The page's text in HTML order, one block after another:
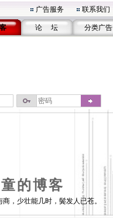
广告服务 联系我们
论 坛 分类广告
的博客
，少壮能几时，鬓发人已苍。